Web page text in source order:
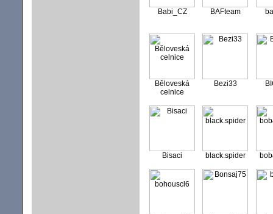
Babi_CZ BAFteam
Běloveská
celnice
Bezi33
Bisaci black.spider